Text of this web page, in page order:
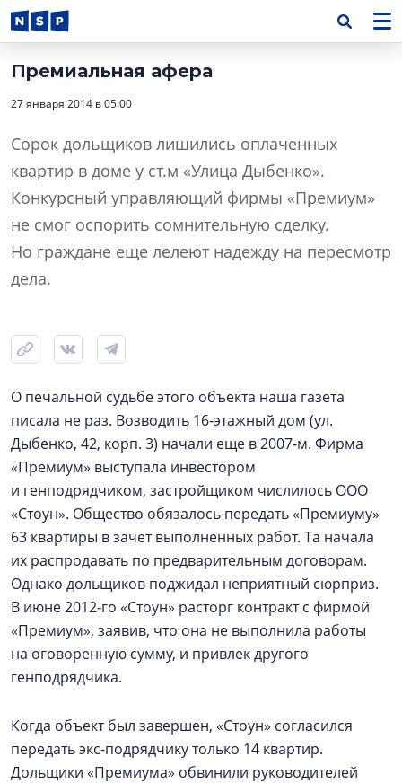
Премиальная афера
27 января 2014 в 05:00
Сорок дольщиков лишились оплаченных
квартир в доме у ст.м «Улица Дыбенко».
Конкурсный управляющий фирмы «Премиум»
не смог оспорить сомнительную сделку.
Но граждане еще лелеют надежду на пересмотр
дела.
О печальной судьбе этого объекта наша газета
писала не раз. Возводить 16‑этажный дом (ул.
Дыбенко, 42, корп. 3) начали еще в 2007‑м. Фирма
«Премиум» выступала инвестором
и генподрядчиком, застройщиком числилось ООО
«Стоун». Общество обязалось передать «Премиуму»
63 квартиры в зачет выполненных работ. Та начала
их распродавать по предварительным договорам.
Однако дольщиков поджидал неприятный сюрприз.
В июне 2012‑го «Стоун» расторг контракт с фирмой
«Премиум», заявив, что она не выполнила работы
на оговоренную сумму, и привлек другого
генподрядчика.
Когда объект был завершен, «Стоун» согласился
передать экс-подрядчику только 14 квартир.
Дольщики «Премиума» обвинили руководителей